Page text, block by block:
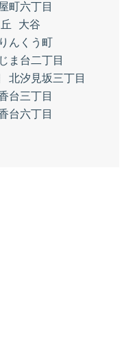
町六丁目
大谷
りんくう町
ま台二丁目
北汐見坂三丁目
台三丁目
台六丁目